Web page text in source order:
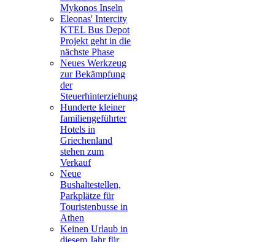
Mykonos Inseln
Eleonas' Intercity
KTEL Bus Depot
Projekt geht in die
nächste Phase
Neues Werkzeug
zur Bekämpfung
der
Steuerhinterziehung
Hunderte kleiner
familiengeführter
Hotels in
Griechenland
stehen zum
Verkauf
Neue
Bushaltestellen,
Parkplätze für
Touristenbusse in
Athen
Keinen Urlaub in
diesem Jahr für